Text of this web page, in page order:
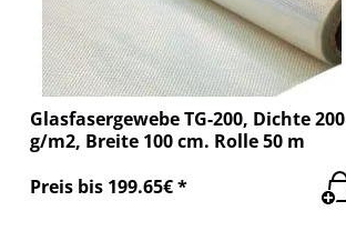
Glasfasergewebe TG-200, Dichte 200
g/m2, Breite 100 cm. Rolle 50 m
Preis bis 199.65€ *